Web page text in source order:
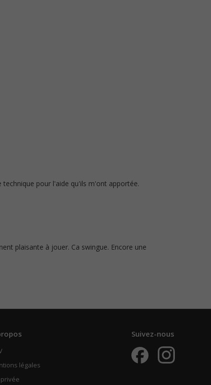
technique pour l'aide qu'ils m'ont apportée.
plaisante à jouer. Ca swingue. Encore une
légales
Suivez-nous